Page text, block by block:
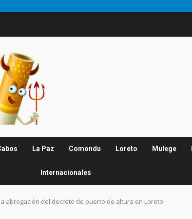
La Paz Comondu Loreto Mulege
Internacionales
abrogación del decreto de puerto de altura en Loreto